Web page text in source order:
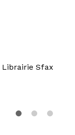
Librairie Sfax